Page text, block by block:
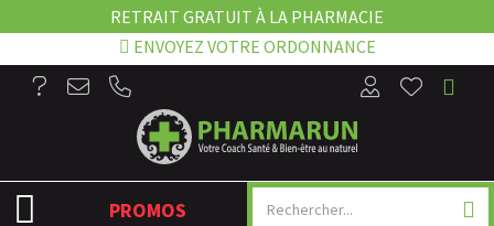
RETRAIT GRATUIT À LA PHARMACIE
ENVOYEZ VOTRE ORDONNANCE
NAVIGATION
PROMOS